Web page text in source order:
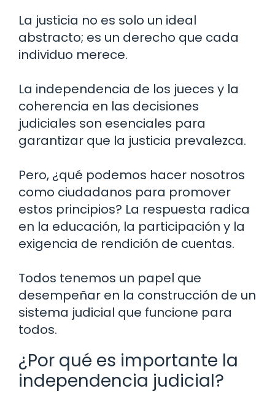
La justicia no es solo un ideal
abstracto; es un derecho que cada
individuo merece.
La independencia de los jueces y la
coherencia en las decisiones
judiciales son esenciales para
garantizar que la justicia prevalezca.
Pero, ¿qué podemos hacer nosotros
como ciudadanos para promover
estos principios? La respuesta radica
en la educación, la participación y la
exigencia de rendición de cuentas.
Todos tenemos un papel que
desempeñar en la construcción de un
sistema judicial que funcione para
todos.
¿Por qué es importante la
independencia judicial?